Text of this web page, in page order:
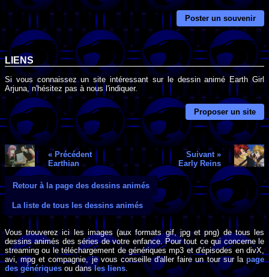
Poster un souvenir
LIENS
Si vous connaissez un site intéressant sur le dessin animé Earth Girl
Arjuna, n'hésitez pas à nous l'indiquer.
Proposer un site
« Précédent
Earthian
Suivant »
Early Reins
Retour à la page des dessins animés
La liste de tous les dessins animés
Vous trouverez ici les images (aux formats gif, jpg et png) de tous les
dessins animés des séries de votre enfance. Pour tout ce qui concerne le
streaming ou le téléchargement de génériques mp3 et d'épisodes en divX,
avi, mpg et compagnie, je vous conseille d'aller faire un tour sur la page
des génériques ou dansles liens.